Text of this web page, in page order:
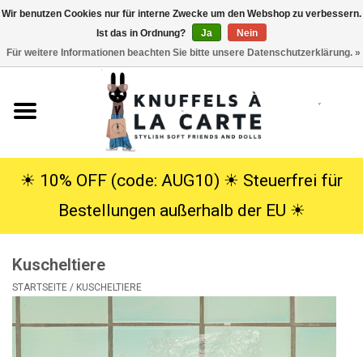
Kuscheltiere
SALE
☀︎ 10% OFF (code: AUG10) ☀︎ Steuerfrei für
Bestellungen außerhalb der EU ☀︎
Kuscheltiere
STARTSEITE / KUSCHELTIERE
Wir benutzen Cookies nur für interne Zwecke um den Webshop zu verbessern.
Ist das in Ordnung?
Ja
Nein
Für weitere Informationen beachten Sie bitte unsere Datenschutzerklärung. »